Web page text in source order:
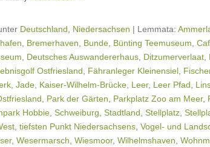
Deutschland Niedersachsen | Lemmata:
Bremerhaven Bunde Bünting Teemuseum
Deutsches Auswandererhaus Ditzumerverlaat
Ostfriesland Fähranleger Kleinensiel
Jade Kaiser-Wilhelm-Brücke Leer, Leer Pfad
Park der Gärten Parkplatz Zoo am Meer,
Hobbie Schweiburg Stadtland Stellplatz
tiefsten Punkt Niedersachsens Vogel- und
, Wesermarsch Wiesmoor, Wilhelmshaven